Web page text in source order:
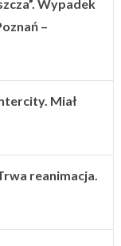
Wypadek
–
Miał
reanimacja.